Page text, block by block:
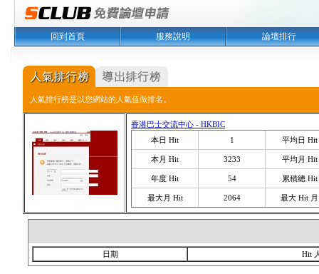
回到首頁 服務說明 論壇排行
人氣排行榜是以您網站的人氣值做排名。
香港巴士交流中心 - HKBIC
本日 Hit
1 平均日 Hit
本月 Hit 3233 平均月 Hit
年度 Hit 54 累積總 Hit
最大月 Hit 2064 最大 Hit 月
日期 Hit